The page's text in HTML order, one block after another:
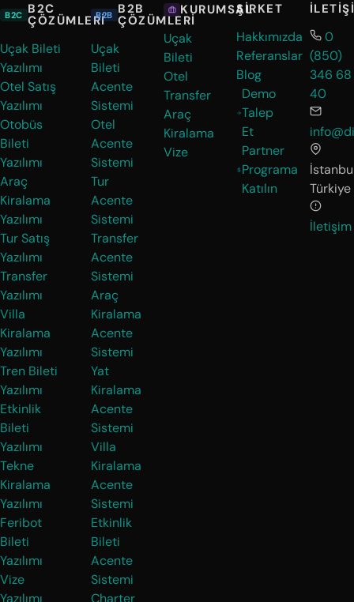
B2C B2C
ÇÖZÜMLERI
Uçak Bileti
Yazılımı
Otel Satış
Yazılımı
Otobüs
Bileti
Yazılımı
Araç
Kiralama
Yazılımı
Tur Satış
Yazılımı
Transfer
Yazılımı
Villa
Kiralama
Yazılımı
Tren Bileti
Yazılımı
Etkinlik
Bileti
Yazılımı
Tekne
Kiralama
Yazılımı
Feribot
Bileti
Yazılımı
Vize
Yazılımı
B2B B2B
ÇÖZÜMLERI
Uçak
Bileti
Acente
Sistemi
Otel
Acente
Sistemi
Tur
Acente
Sistemi
Transfer
Acente
Sistemi
Araç
Kiralama
Acente
Sistemi
Yat
Kiralama
Acente
Sistemi
Villa
Kiralama
Acente
Sistemi
Etkinlik
Bileti
Acente
Sistemi
Charter
KURUMSAL
Uçak
Bileti
Otel
Transfer
Araç
Kiralama
Vize
ŞIRKET
Hakkımızda
Referanslar
Blog
Demo
Talep
Et
Partner
Programa
Katılın
0
(850)
346 68
40
Türkiye
İletişim